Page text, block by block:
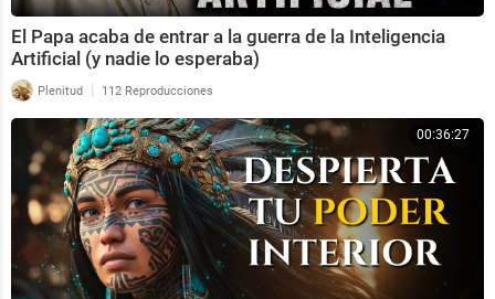
El Papa acaba de entrar a la guerra de la Inteligencia
Artificial (y nadie lo esperaba)
Plenitud | 112 Reproducciones
00:36:27